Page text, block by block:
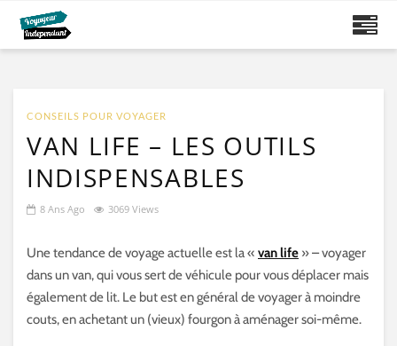
CONSEILS POUR VOYAGER
VAN LIFE – LES OUTILS
INDISPENSABLES
8 Ans Ago 3069 Views
Une tendance de voyage actuelle est la « van life » – voyager
dans un van, qui vous sert de véhicule pour vous déplacer mais
également de lit. Le but est en général de voyager à moindre
couts, en achetant un (vieux) fourgon à aménager soi-même.